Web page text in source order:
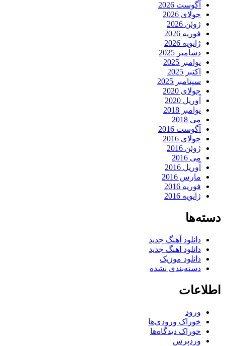
آگوست 2026
جولای 2026
ژوئن 2026
فوریه 2026
ژانویه 2026
دسامبر 2025
نوامبر 2025
اکتبر 2025
سپتامبر 2025
جولای 2020
آوریل 2020
نوامبر 2018
می 2018
آگوست 2016
جولای 2016
ژوئن 2016
می 2016
آوریل 2016
مارس 2016
فوریه 2016
ژانویه 2016
دسته‌ها
دانلود آهنگ جدید
دانلود اهنگ جدید
دانلود موزیک
دسته‌بندی نشده
اطلاعات
ورود
خوراک ورودی‌ها
خوراک دیدگاه‌ها
وردپرس